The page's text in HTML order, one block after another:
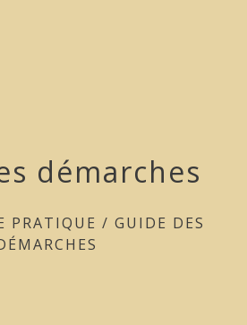
démarches
PRATIQUE / GUIDE DES